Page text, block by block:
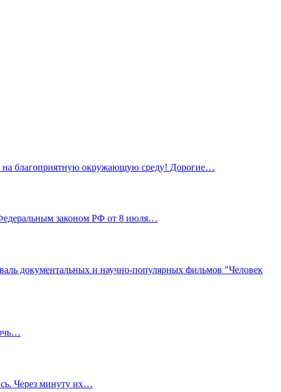
на благоприятную окружающую среду! Дорогие…
Федеральным законом РФ от 8 июля…
документальных и научно-популярных фильмов "Человек
Через минуту их…